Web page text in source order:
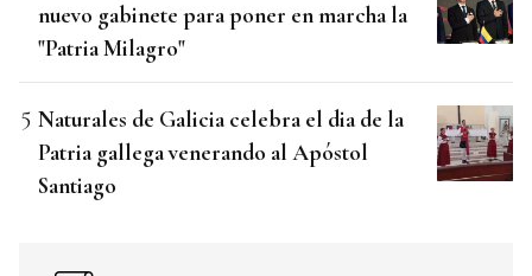
nuevo gabinete para poner en marcha la
"Patria Milagro"
Naturales de Galicia celebra el dia de la
Patria gallega venerando al Apóstol
Santiago